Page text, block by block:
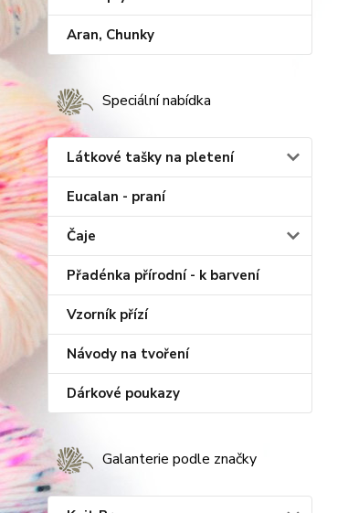
Aran, Chunky
Speciální nabídka
Látkové tašky na pletení
Eucalan - praní
Čaje
Přadénka přírodní - k barvení
Vzorník přízí
Návody na tvoření
Dárkové poukazy
Galanterie podle značky